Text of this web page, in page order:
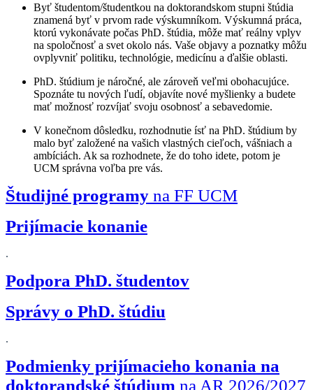
Byť študentom/študentkou na doktorandskom stupni štúdia
znamená byť v prvom rade výskumníkom. Výskumná práca,
ktorú vykonávate počas PhD. štúdia, môže mať reálny vplyv
na spoločnosť a svet okolo nás. Vaše objavy a poznatky môžu
ovplyvniť politiku, technológie, medicínu a ďalšie oblasti.
PhD. štúdium je náročné, ale zároveň veľmi obohacujúce.
Spoznáte tu nových ľudí, objavíte nové myšlienky a budete
mať možnosť rozvíjať svoju osobnosť a sebavedomie.
V konečnom dôsledku, rozhodnutie ísť na PhD. štúdium by
malo byť založené na vašich vlastných cieľoch, vášniach a
ambíciách. Ak sa rozhodnete, že do toho idete, potom je
UCM správna voľba pre vás.
Študijné programy na FF UCM
Prijímacie konanie
.
Podpora PhD. študentov
Správy o PhD. štúdiu
.
Podmienky prijímacieho konania na
doktorandské štúdium na AR 2026/2027